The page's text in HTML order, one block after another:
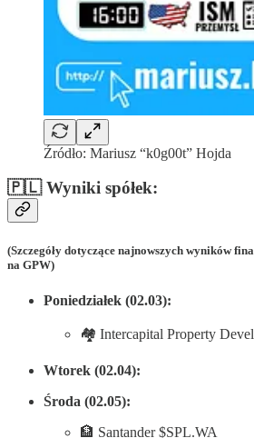
Źródło: Mariusz “k0g00t” Hojda
🇵🇱 Wyniki spółek:
(Szczegóły dotyczące najnowszych wyników
na GPW)
Poniedziałek (02.03):
🏘️ Intercapital Property
Wtorek (02.04):
Środa (02.05):
🏦 Santander $SPL.WA